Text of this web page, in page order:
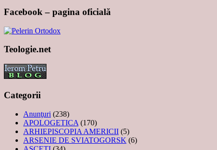
Facebook – pagina oficială
Teologie.net
Categorii
Anunţuri (238)
APOLOGETICA (170)
ARHIEPISCOPIA AMERICII (5)
ARSENIE DE SVIATOGORSK (6)